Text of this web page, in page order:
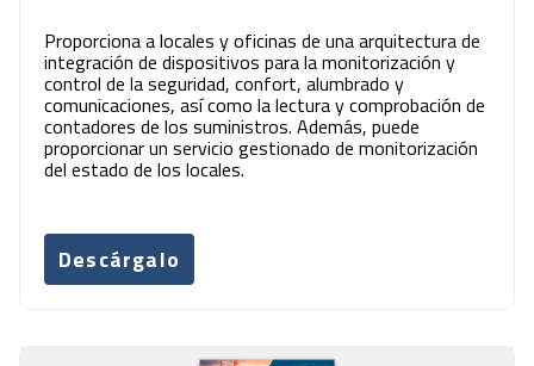
Proporciona a locales y oficinas de una arquitectura de
integración de dispositivos para la monitorización y
control de la seguridad, confort, alumbrado y
comunicaciones, así como la lectura y comprobación de
contadores de los suministros. Además, puede
proporcionar un servicio gestionado de monitorización
del estado de los locales.
Descárgalo